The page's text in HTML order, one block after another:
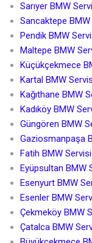
Sarıyer BMW
Sancaktepe
Pendik BMW
Maltepe BMW
Küçükçekmece
Kartal BMW
Kağıthane BMW
Kadıköy BMW
Güngören BMW
Gaziosmanpaşa
Fatih BMW Servisi
Eyüpsultan BMW
Esenyurt BMW
Esenler BMW
Çekmeköy BMW
Çatalca BMW